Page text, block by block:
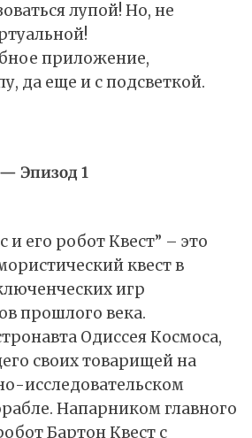
лупой! Но, не
приложение,
да еще и с подсветкой.
Эпизод 1
и его робот Квест” – это
квест в
игр
прошлого века.
Одиссея Космоса,
своих товарищей на
исследовательском
Напарником главного
Бартон Квест с